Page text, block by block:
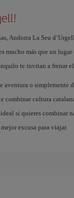
Andorra La Seu
mucho más que un
te invitan a frenar
aventura o simplemente
combinar cultura
si quieres combinar
excusa para viajar.